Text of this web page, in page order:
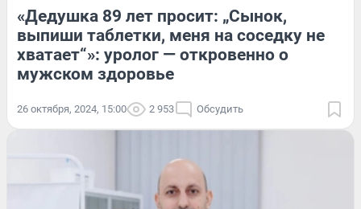
«Дедушка 89 лет просит: „Сынок,
выпиши таблетки, меня на соседку не
хватает“»: уролог — откровенно о
мужском здоровье
26 октября, 2024, 15:00 2 953 Обсудить